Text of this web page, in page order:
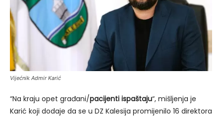
Vijećnik Admir Karić
“Na kraju opet građani/pacijenti ispaštaju“, mišljenja je
Karić koji dodaje da se u DZ Kalesija promijenilo 16 direktora